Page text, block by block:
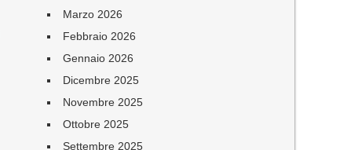
Marzo 2026
Febbraio 2026
Gennaio 2026
Dicembre 2025
Novembre 2025
Ottobre 2025
Settembre 2025